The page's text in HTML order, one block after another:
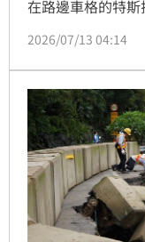
在路邊車格的特
12人依貪污罪起訴
依地方制度法規
2026/07/13 04:14